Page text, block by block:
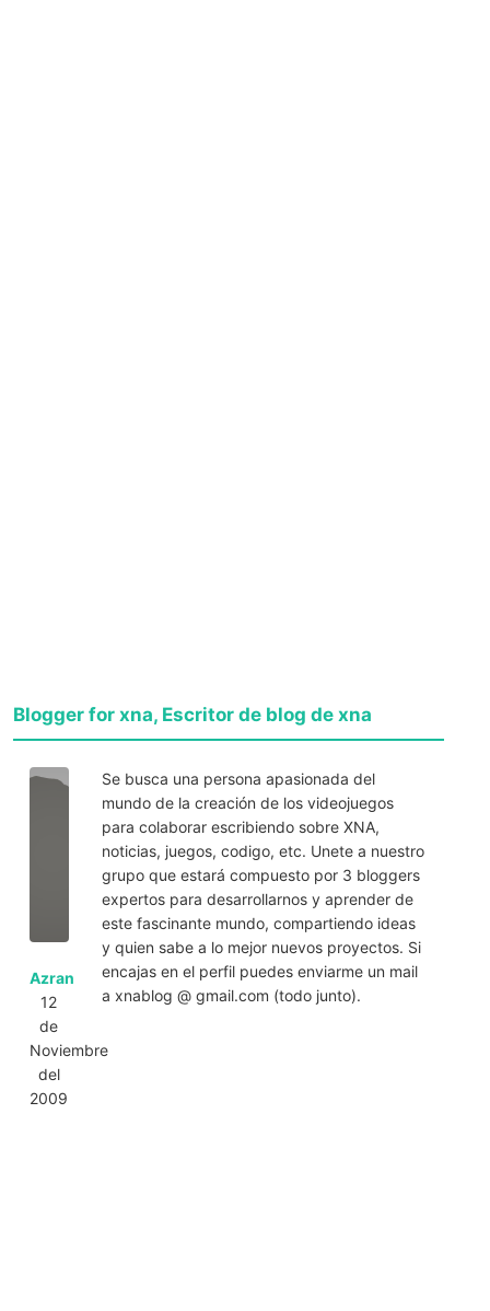
Blogger for xna, Escritor de blog de xna
Azran
12
de
Noviembre
del
2009
Se busca una persona apasionada del
mundo de la creación de los videojuegos
para colaborar escribiendo sobre XNA,
noticias, juegos, codigo, etc. Unete a nuestro
grupo que estará compuesto por 3 bloggers
expertos para desarrollarnos y aprender de
este fascinante mundo, compartiendo ideas
y quien sabe a lo mejor nuevos proyectos. Si
encajas en el perfil puedes enviarme un mail
a xnablog @ gmail.com (todo junto).